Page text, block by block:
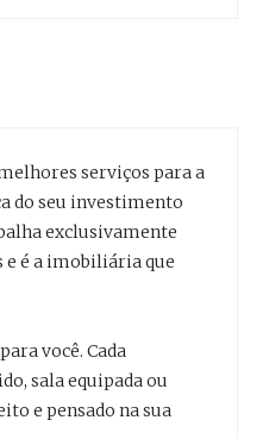
serviços para a
do seu investimento
exclusivamente
é a imobiliária que
você. Cada
sala equipada ou
e pensado na sua